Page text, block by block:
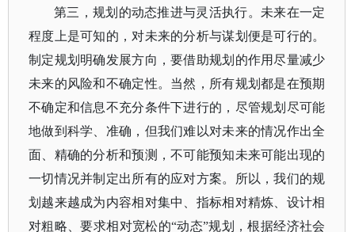
第三，规划的动态推进与灵活执行。未来在一定
程度上是可知的，对未来的分析与谋划便是可行的。
制定规划明确发展方向，要借助规划的作用尽量减少
未来的风险和不确定性。当然，所有规划都是在预期
不确定和信息不充分条件下进行的，尽管规划尽可能
地做到科学、准确，但我们难以对未来的情况作出全
面、精确的分析和预测，不可能预知未来可能出现的
一切情况并制定出所有的应对方案。所以，我们的规
划越来越成为内容相对集中、指标相对精炼、设计相
对粗略、要求相对宽松的“动态”规划，根据经济社会